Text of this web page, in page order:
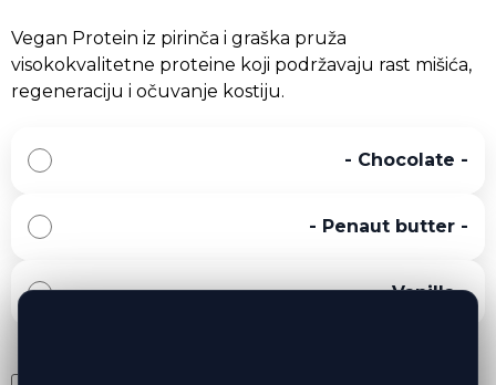
Vegan Protein iz pirinča i graška pruža
visokokvalitetne proteine koji podržavaju rast mišića,
regeneraciju i očuvanje kostiju.
- Chocolate -
- Penaut butter -
-Vanilla-